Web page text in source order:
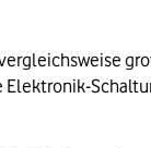
Elektronik-